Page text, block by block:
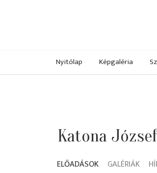
Nyitólap Képgaléria
Katona
ELŐADÁSOK GALÉRIÁK